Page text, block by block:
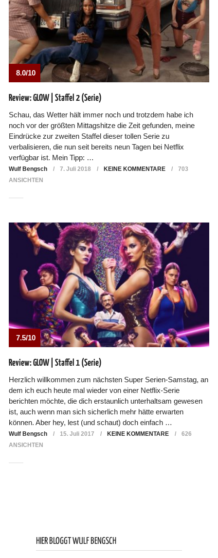
8.0/10
Review: GLOW | Staffel 2 (Serie)
Schau, das Wetter hält immer noch und trotzdem habe ich
noch vor der größten Mittagshitze die Zeit gefunden, meine
Eindrücke zur zweiten Staffel dieser tollen Serie zu
verbalisieren, die nun seit bereits neun Tagen bei Netflix
verfügbar ist. Mein Tipp: …
Wulf Bengsch 7. Juli 2018 KEINE KOMMENTARE
703
ANSICHTEN
7.5/10
Review: GLOW | Staffel 1 (Serie)
Herzlich willkommen zum nächsten Super Serien-Samstag, an
dem ich euch heute mal wieder von einer Netflix-Serie
berichten möchte, die dich erstaunlich unterhaltsam gewesen
ist, auch wenn man sich sicherlich mehr hätte erwarten
können. Aber hey, lest (und schaut) doch einfach …
Wulf Bengsch 15. Juli 2017 KEINE KOMMENTARE
626
ANSICHTEN
HIER BLOGGT WULF BENGSCH